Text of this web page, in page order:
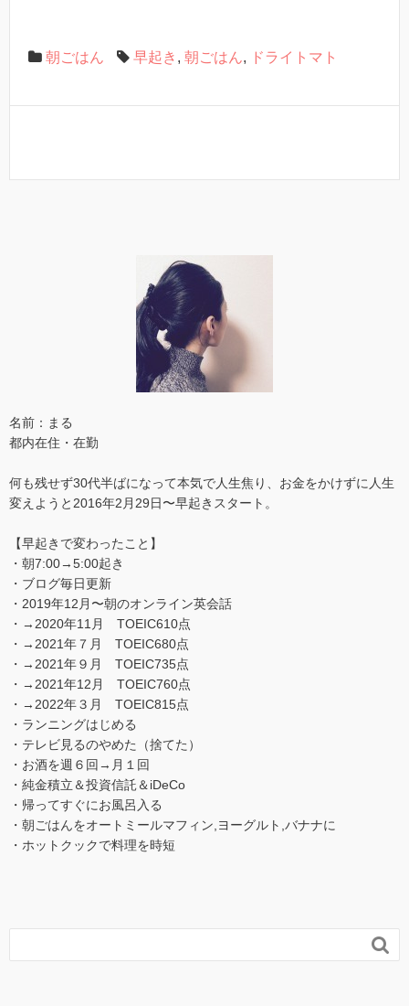
朝ごはん 早起き , 朝ごはん, ドライトマト
名前：まる
都内在住・在勤
何も残せず30代半ばになって本気で人生焦り、お金をかけずに人生
変えようと2016年2月29日〜早起きスタート。
【早起きで変わったこと】
・朝7:00→5:00起き
・ブログ毎日更新
・2019年12月〜朝のオンライン英会話
・→2020年11月 TOEIC610点
・→2021年７月 TOEIC680点
・→2021年９月 TOEIC735点
・→2021年12月 TOEIC760点
・→2022年３月 TOEIC815点
・ランニングはじめる
・テレビ見るのやめた（捨てた）
・お酒を週６回→月１回
・純金積立＆投資信託＆iDeCo
・帰ってすぐにお風呂入る
・朝ごはんをオートミールマフィン,ヨーグルト,バナナに
・ホットクックで料理を時短
